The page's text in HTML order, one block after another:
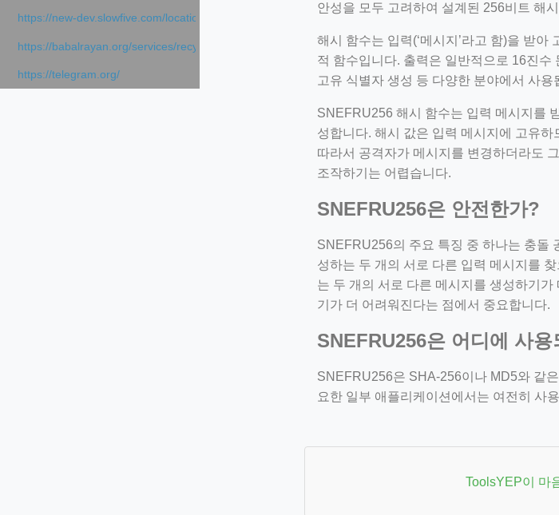
https://new-dev.slowfive.com/location/co-work?lat=37.49813&lng=127.0284&zoom=16
https://babalrayan.org/services/recycling-shredder-plant-equipment/scrap-shredder-fabrication
https://telegram.org/
안성을 모두 고려하여 설계된 256비트 해
해시 함수는 입력(‘메시지’라고 함)을 받아
적 함수입니다. 출력은 일반적으로 16진
고유 식별자 생성 등 다양한 분야에서 사용
SNEFRU256 해시 함수는 입력 메시지를
성합니다. 해시 값은 입력 메시지에 고유
따라서 공격자가 메시지를 변경하더라도
조작하기는 어렵습니다.
SNEFRU256은 안전한가?
SNEFRU256의 주요 특징 중 하나는 충돌
성하는 두 개의 서로 다른 입력 메시지를
는 두 개의 서로 다른 메시지를 생성하기
기가 더 어려워진다는 점에서 중요합니다.
SNEFRU256은 어디에 사용
SNEFRU256은 SHA-256이나 MD5와 같
요한 일부 애플리케이션에서는 여전히 사
ToolsYEP이 마